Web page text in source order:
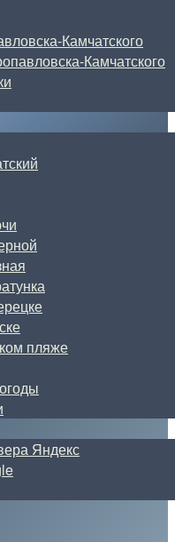
Камчатского
Камчатского
пляже
Яндекс